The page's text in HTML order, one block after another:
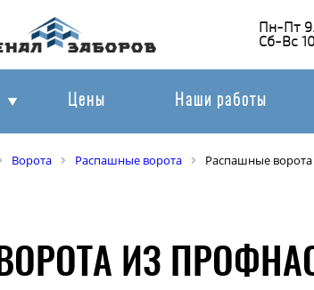
Пн-Пт
Сб-Вс
Цены Наши работы
Ворота Распашные ворота Распашные
ВОРОТА ИЗ